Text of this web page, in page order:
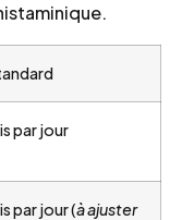
par jour
par jour (à ajuster